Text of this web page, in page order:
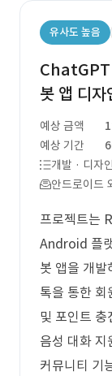
유사도 높음
ChatGPT
봇 앱 디
예상 금액
예상 기간
개발 · 디자인
안드로이드
프로젝트는
Android 플
봇 앱을 개발
톡을 통한 회
및 포인트 충
음성 대화
커뮤니티 기